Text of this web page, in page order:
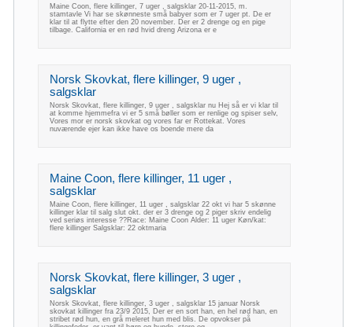
Maine Coon, flere killinger, 7 uger , salgsklar 20-11-2015, m.
stamtavle Vi har se skønneste små babyer som er 7 uger pt. De er
klar til at flytte efter den 20 november. Der er 2 drenge og en pige
tilbage. California er en rød hvid dreng Arizona er e
Norsk Skovkat, flere killinger, 9 uger ,
salgsklar
Norsk Skovkat, flere killinger, 9 uger , salgsklar nu Hej så er vi klar til
at komme hjemmefra vi er 5 små bøller som er renlige og spiser selv,
Vores mor er norsk skovkat og vores far er Rottekat. Vores
nuværende ejer kan ikke have os boende mere da
Maine Coon, flere killinger, 11 uger ,
salgsklar
Maine Coon, flere killinger, 11 uger , salgsklar 22 okt vi har 5 skønne
killinger klar til salg slut okt. der er 3 drenge og 2 piger skriv endelig
ved seriøs interesse ??Race: Maine Coon Alder: 11 uger Køn/kat:
flere killinger Salgsklar: 22 oktmaria
Norsk Skovkat, flere killinger, 3 uger ,
salgsklar
Norsk Skovkat, flere killinger, 3 uger , salgsklar 15 januar Norsk
skovkat killinger fra 23/9 2015, Der er en sort han, en hel rød han, en
stribet rød hun, en grå meleret hun med blis. De opvokser på